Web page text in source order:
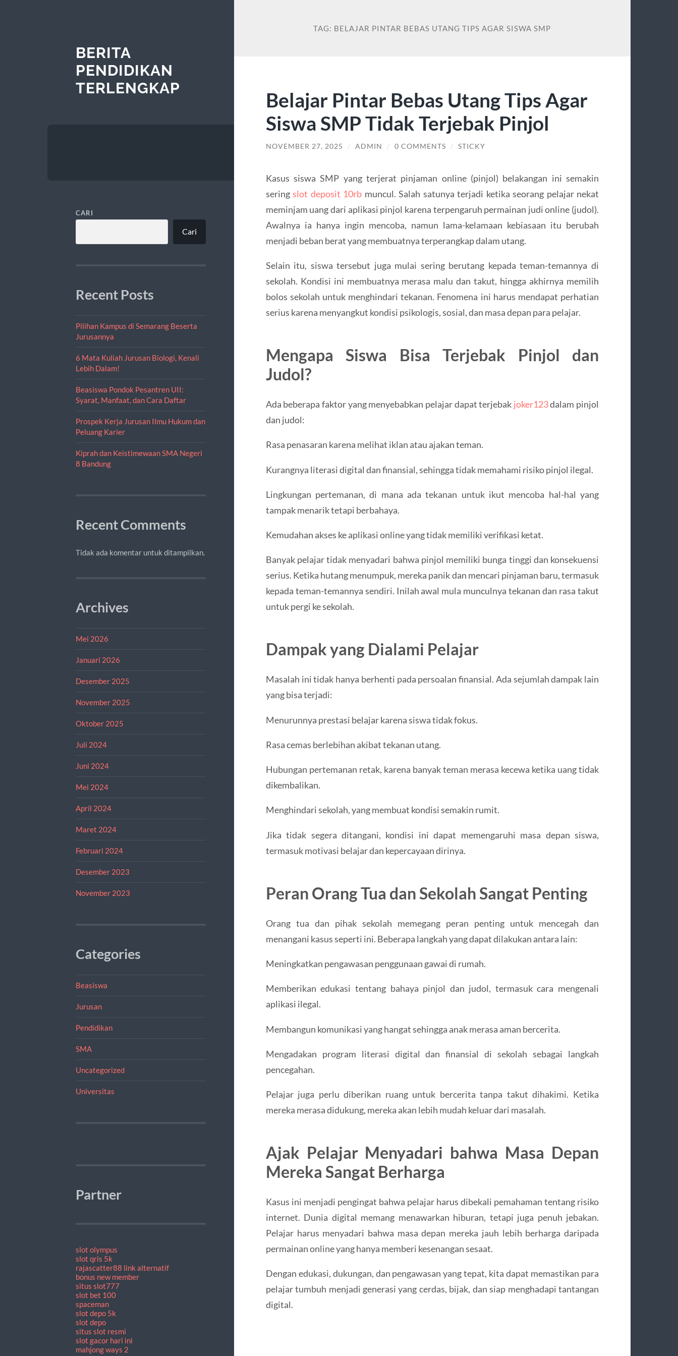
BERITA
PENDIDIKAN
TERLENGKAP
CARI
Cari
Recent Posts
Pilihan Kampus di Semarang Beserta
Jurusannya
6 Mata Kuliah Jurusan Biologi, Kenali
Lebih Dalam!
Beasiswa Pondok Pesantren UII:
Syarat, Manfaat, dan Cara Daftar
Prospek Kerja Jurusan Ilmu Hukum dan
Peluang Karier
Kiprah dan Keistimewaan SMA Negeri
8 Bandung
Recent Comments
Tidak ada komentar untuk ditampilkan.
Archives
Mei 2026
Januari 2026
Desember 2025
November 2025
Oktober 2025
Juli 2024
Juni 2024
Mei 2024
April 2024
Maret 2024
Februari 2024
Desember 2023
November 2023
Categories
Beasiswa
Jurusan
Pendidikan
SMA
Uncategorized
Universitas
Partner
slot olympus
slot qris 5k
rajascatter88 link alternatif
bonus new member
situs slot777
slot bet 100
spaceman
slot depo 5k
slot depo
situs slot resmi
slot gacor hari ini
mahjong ways 2
TAG: BELAJAR PINTAR BEBAS UTANG TIPS AGAR SISWA SMP
Belajar Pintar Bebas Utang Tips Agar
Siswa SMP Tidak Terjebak Pinjol
NOVEMBER 27, 2025 / ADMIN / 0 COMMENTS / STICKY
Kasus siswa SMP yang terjerat pinjaman online (pinjol) belakangan ini semakin
seringslot deposit 10rb muncul. Salah satunya terjadi ketika seorang pelajar nekat
meminjam uang dari aplikasi pinjol karena terpengaruh permainan judi online (judol).
Awalnya ia hanya ingin mencoba, namun lama-kelamaan kebiasaan itu berubah
menjadi beban berat yang membuatnya terperangkap dalam utang.
Selain itu, siswa tersebut juga mulai sering berutang kepada teman-temannya di
sekolah. Kondisi ini membuatnya merasa malu dan takut, hingga akhirnya memilih
bolos sekolah untuk menghindari tekanan. Fenomena ini harus mendapat perhatian
serius karena menyangkut kondisi psikologis, sosial, dan masa depan para pelajar.
Mengapa Siswa Bisa Terjebak Pinjol dan
Judol?
Ada beberapa faktor yang menyebabkan pelajar dapat terjebak joker123dalam pinjol
dan judol:
Rasa penasaran karena melihat iklan atau ajakan teman.
Kurangnya literasi digital dan finansial, sehingga tidak memahami risiko pinjol ilegal.
Lingkungan pertemanan, di mana ada tekanan untuk ikut mencoba hal-hal yang
tampak menarik tetapi berbahaya.
Kemudahan akses ke aplikasi online yang tidak memiliki verifikasi ketat.
Banyak pelajar tidak menyadari bahwa pinjol memiliki bunga tinggi dan konsekuensi
serius. Ketika hutang menumpuk, mereka panik dan mencari pinjaman baru, termasuk
kepada teman-temannya sendiri. Inilah awal mula munculnya tekanan dan rasa takut
untuk pergi ke sekolah.
Dampak yang Dialami Pelajar
Masalah ini tidak hanya berhenti pada persoalan finansial. Ada sejumlah dampak lain
yang bisa terjadi:
Menurunnya prestasi belajar karena siswa tidak fokus.
Rasa cemas berlebihan akibat tekanan utang.
Hubungan pertemanan retak, karena banyak teman merasa kecewa ketika uang tidak
dikembalikan.
Menghindari sekolah, yang membuat kondisi semakin rumit.
Jika tidak segera ditangani, kondisi ini dapat memengaruhi masa depan siswa,
termasuk motivasi belajar dan kepercayaan dirinya.
Peran Orang Tua dan Sekolah Sangat Penting
Orang tua dan pihak sekolah memegang peran penting untuk mencegah dan
menangani kasus seperti ini. Beberapa langkah yang dapat dilakukan antara lain:
Meningkatkan pengawasan penggunaan gawai di rumah.
Memberikan edukasi tentang bahaya pinjol dan judol, termasuk cara mengenali
aplikasi ilegal.
Membangun komunikasi yang hangat sehingga anak merasa aman bercerita.
Mengadakan program literasi digital dan finansial di sekolah sebagai langkah
pencegahan.
Pelajar juga perlu diberikan ruang untuk bercerita tanpa takut dihakimi. Ketika
mereka merasa didukung, mereka akan lebih mudah keluar dari masalah.
Ajak Pelajar Menyadari bahwa Masa Depan
Mereka Sangat Berharga
Kasus ini menjadi pengingat bahwa pelajar harus dibekali pemahaman tentang risiko
internet. Dunia digital memang menawarkan hiburan, tetapi juga penuh jebakan.
Pelajar harus menyadari bahwa masa depan mereka jauh lebih berharga daripada
permainan online yang hanya memberi kesenangan sesaat.
Dengan edukasi, dukungan, dan pengawasan yang tepat, kita dapat memastikan para
pelajar tumbuh menjadi generasi yang cerdas, bijak, dan siap menghadapi tantangan
digital.